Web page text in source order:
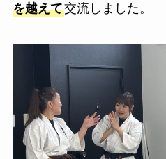
を越えて交流しました。